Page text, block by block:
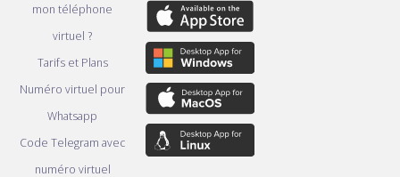
mon téléphone
virtuel ?
Tarifs et Plans
Numéro virtuel pour
Whatsapp
Code Telegram avec
numéro virtuel